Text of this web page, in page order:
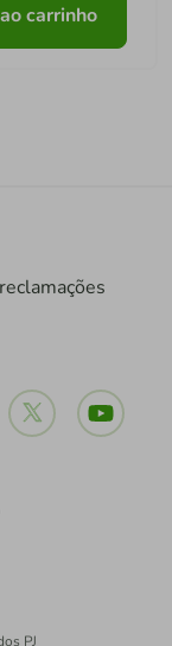
carrinho
PJ